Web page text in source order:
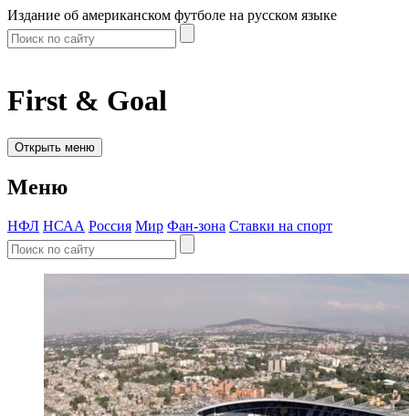
Издание об американском футболе на русском языке
First & Goal
Открыть меню
Меню
НФЛ НСАА Россия Мир Фан-зона Ставки на спорт